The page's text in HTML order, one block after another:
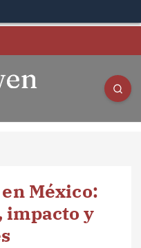
México:
y